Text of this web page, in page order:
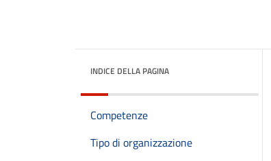
INDICE DELLA PAGINA
Competenze
Tipo di organizzazione